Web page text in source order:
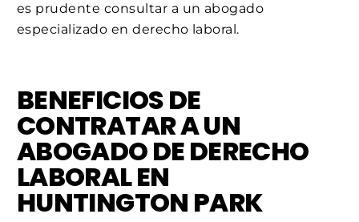
es prudente consultar a un abogado
especializado en derecho laboral.
BENEFICIOS DE
CONTRATAR A UN
ABOGADO DE DERECHO
LABORAL EN
HUNTINGTON PARK